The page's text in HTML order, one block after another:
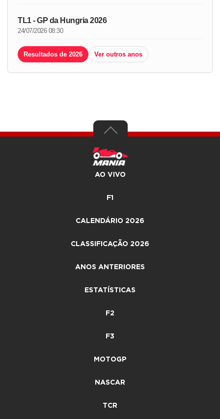
TL1 - GP da Hungria 2026
24/07/2026 08:30
Resultados de 2026 Ver outros anos
AO VIVO
F1
CALENDÁRIO 2026
CLASSIFICAÇÃO 2026
ANOS ANTERIORES
ESTATÍSTICAS
F2
F3
MOTOGP
NASCAR
TCR